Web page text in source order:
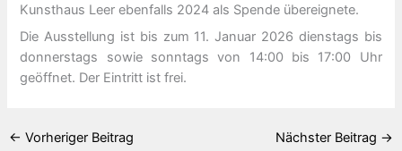
Kunsthaus Leer ebenfalls 2024 als Spende übereignete.
Die Ausstellung ist bis zum 11. Januar 2026 dienstags bis
donnerstags sowie sonntags von 14:00 bis 17:00 Uhr
geöffnet. Der Eintritt ist frei.
← Vorheriger Beitrag Nächster Beitrag →